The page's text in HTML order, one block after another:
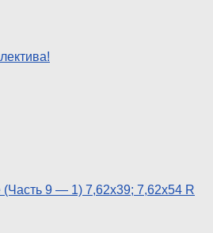
9 — 1) 7,62х39; 7,62х54 R